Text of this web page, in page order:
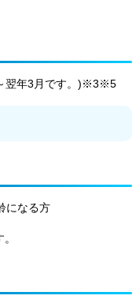
翌年3月です。)※3※5
になる方